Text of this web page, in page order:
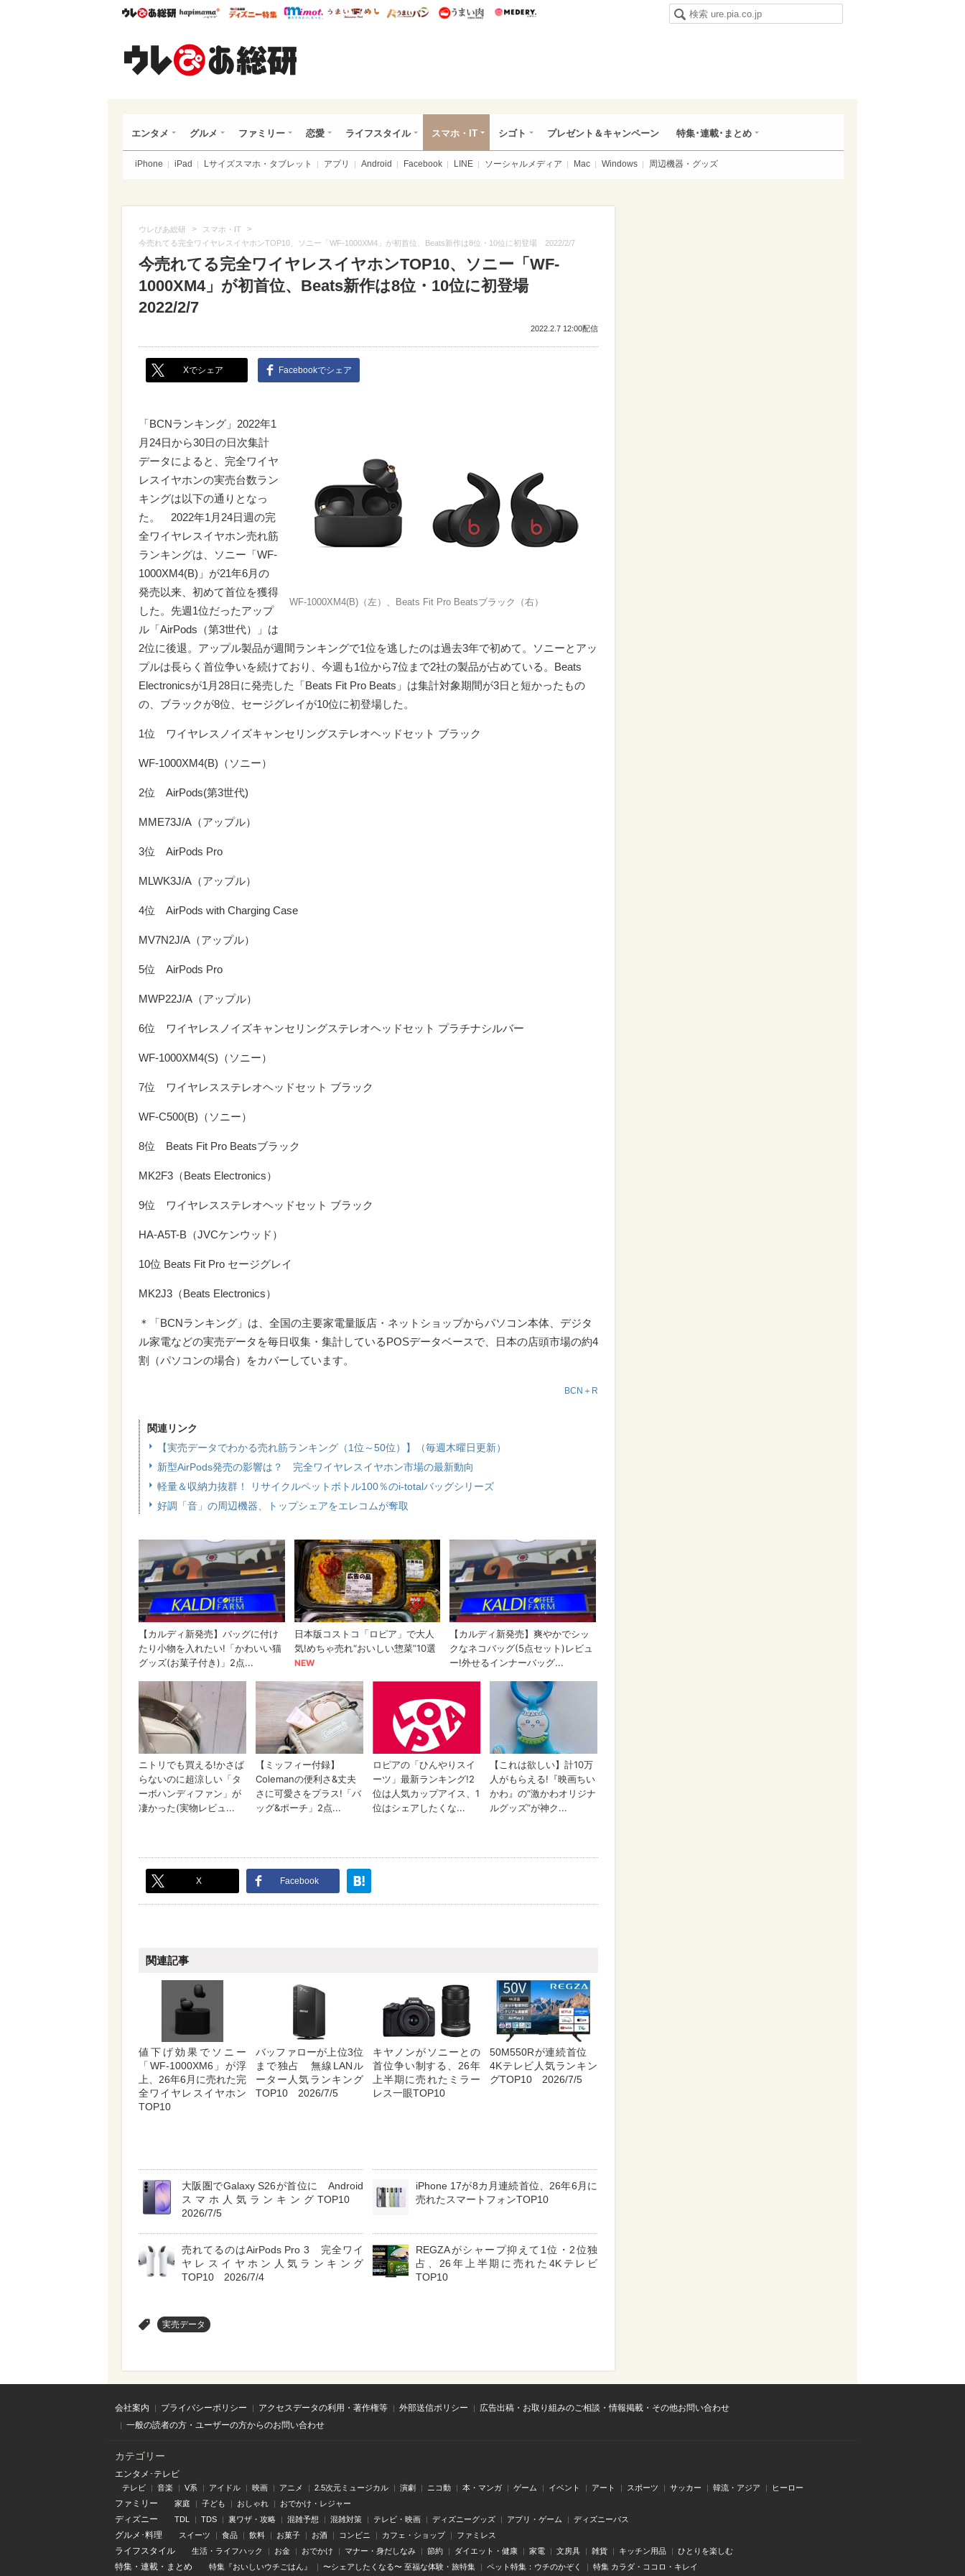
ウレぴあ総研ハピママ* ウレぴあ総研 ディズニー特集
mimot. うまいめし うまいパン うまい肉
エンタメ グルメ ファミリー 恋愛 ライフスタイル スマホ・IT シゴト プレゼント＆キャンペーン 特集･連載･まとめ
iPhone iPad Lサイズスマホ・タブレット アプリ Android Facebook LINE ソーシャルメディア Mac Windows 周辺機器・グッズ
ウレぴあ総研 > スマホ・IT >
今売れてる完全ワイヤレスイヤホンTOP10、ソニー「WF-1000XM4」が初首位、Beats新作は8位・10位に初登場 2022/2/7
今売れてる完全ワイヤレスイヤホンTOP10、ソニー「WF-
1000XM4」が初首位、Beats新作は8位・10位に初登場
2022/2/7
2022.2.7 12:00配信
Xでシェア Facebookでシェア
WF-1000XM4(B)（左）、Beats Fit Pro Beatsブラック（右）
「BCNランキング」2022年1
月24日から30日の日次集計
データによると、完全ワイヤ
レスイヤホンの実売台数ラン
キングは以下の通りとなっ
た。 2022年1月24日週の完
全ワイヤレスイヤホン売れ筋
ランキングは、ソニー「WF-
1000XM4(B)」が21年6月の
発売以来、初めて首位を獲得
した。先週1位だったアップ
ル「AirPods（第3世代）」は
2位に後退。アップル製品が週間ランキングで1位を逃したのは過去3年で初めて。ソニーとアッ
プルは長らく首位争いを続けており、今週も1位から7位まで2社の製品が占めている。Beats
Electronicsが1月28日に発売した「Beats Fit Pro Beats」は集計対象期間が3日と短かったもの
の、ブラックが8位、セージグレイが10位に初登場した。
1位 ワイヤレスノイズキャンセリングステレオヘッドセット ブラック
WF-1000XM4(B)（ソニー）
2位 AirPods(第3世代)
MME73J/A（アップル）
3位 AirPods Pro
MLWK3J/A（アップル）
4位 AirPods with Charging Case
MV7N2J/A（アップル）
5位 AirPods Pro
MWP22J/A（アップル）
6位 ワイヤレスノイズキャンセリングステレオヘッドセット プラチナシルバー
WF-1000XM4(S)（ソニー）
7位 ワイヤレスステレオヘッドセット ブラック
WF-C500(B)（ソニー）
8位 Beats Fit Pro Beatsブラック
MK2F3（Beats Electronics）
9位 ワイヤレスステレオヘッドセット ブラック
HA-A5T-B（JVCケンウッド）
10位 Beats Fit Pro セージグレイ
MK2J3（Beats Electronics）
＊「BCNランキング」は、全国の主要家電量販店・ネットショップからパソコン本体、デジタ
ル家電などの実売データを毎日収集・集計しているPOSデータベースで、日本の店頭市場の約4
割（パソコンの場合）をカバーしています。
BCN＋R
関連リンク
【実売データでわかる売れ筋ランキング（1位～50位）】（毎週木曜日更新）
新型AirPods発売の影響は？ 完全ワイヤレスイヤホン市場の最新動向
軽量＆収納力抜群！ リサイクルペットボトル100％のi-totalバッグシリーズ
好調「音」の周辺機器、トップシェアをエレコムが奪取
X Facebook
関連記事
値下げ効果でソニー
「WF-1000XM6」が浮
上、26年6月に売れた完
全ワイヤレスイヤホン
TOP10
バッファローが上位3位
まで独占 無線LANル
ーター人気ランキング
TOP10 2026/7/5
キヤノンがソニーとの
首位争い制する、26年
上半期に売れたミラー
レス一眼TOP10
50M550Rが連続首位
4Kテレビ人気ランキン
グTOP10 2026/7/5
大阪圏でGalaxy S26が首位に Android
スマホ人気ランキングTOP10
2026/7/5
iPhone 17が8カ月連続首位、26年6月に
売れたスマートフォンTOP10
売れてるのはAirPods Pro 3 完全ワイ
ヤレスイヤホン人気ランキング
TOP10 2026/7/4
REGZAがシャープ抑えて1位・2位独
占、26年上半期に売れた4Kテレビ
TOP10
実売データ
会社案内 プライバシーポリシー アクセスデータの利用・著作権等 外部送信ポリシー
広告出稿・お取り組みのご相談・情報掲載・その他お問い合わせ
一般の読者の方・ユーザーの方からのお問い合わせ
カテゴリー
エンタメ･テレビ
テレビ 音楽 V系 アイドル 映画 アニメ 2.5次元ミュージカル 演劇 ニコ動 本・マンガ ゲーム イベント アート スポーツ サッカー 韓流・アジア ヒーロー
ファミリー 家庭 子ども おしゃれ おでかけ・レジャー
ディズニー TDL TDS 裏ワザ・攻略 混雑予想 混雑対策 テレビ・映画 ディズニーグッズ アプリ・ゲーム ディズニーパス
グルメ･料理 スイーツ 食品 飲料 お菓子 お酒 コンビニ カフェ・ショップ ファミレス
ライフスタイル 生活・ライフハック お金 おでかけ マナー・身だしなみ 節約 ダイエット・健康 家電 文房具 雑貨 キッチン用品 ひとりを楽しむ
特集 ・ 連載 ・ まとめ 特集『おいしいウチごはん』 〜シェアしたくなる〜 至福な体験・旅特集 ペット特集：ウチのかぞく 特集 カラダ・ココロ・キレイ